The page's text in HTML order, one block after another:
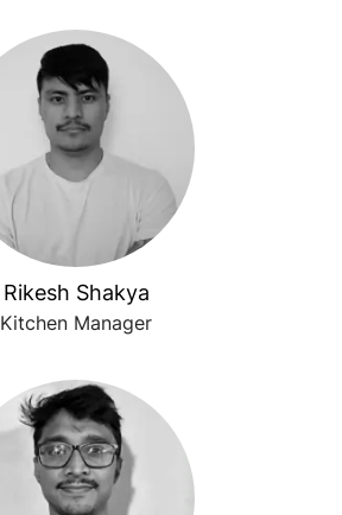
Rikesh Shakya
Kitchen Manager